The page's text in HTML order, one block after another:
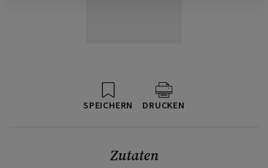
SPEICHERN DRUCKEN
Zutaten